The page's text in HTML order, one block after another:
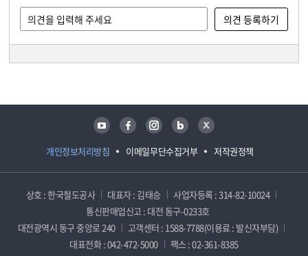
개인정보처리방침 이메일무단수집거부 저작권정책
유튜브 페이스북 인스타그램 블로그 트위터
상호 : 한국철도공사 대표자 : 김태승
사업자등록 : 314-82-10024
통신판매업신고 : 대전 동구-0233호
대전광역시 동구 중앙로 240
고객센터 : 1588-7788(이용료 : 발신자부담)
대표전화 : 042-472-5000
팩스 : 02-361-8385